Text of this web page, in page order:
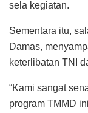
sela kegiatan.
Sementara itu,
Damas,
keterlibatan TNI
“Kami sangat
program TMMD